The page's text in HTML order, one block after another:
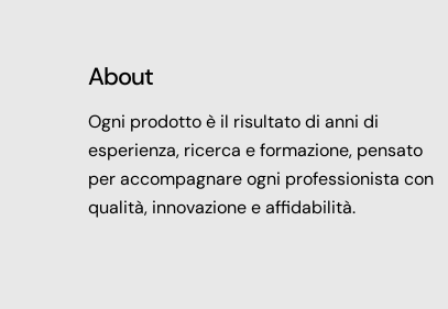
About
Ogni prodotto è il risultato di anni di
esperienza, ricerca e formazione, pensato
per accompagnare ogni professionista con
qualità, innovazione e affidabilità.